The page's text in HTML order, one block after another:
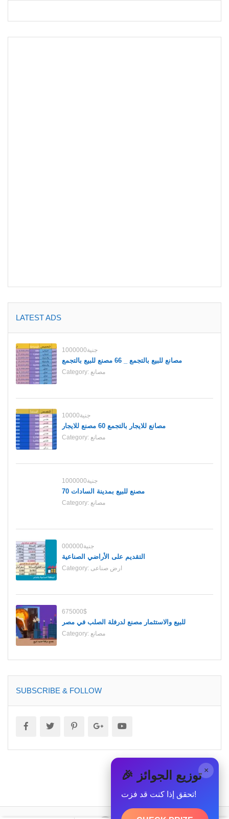
LATEST ADS
1000000جنية
مصانع للبيع بالتجمع _ 66 مصنع للبيع بالتجمع
Category: مصانع
10000جنية
مصانع للايجار بالتجمع 60 مصنع للايجار
Category: مصانع
1000000جنية
70 مصنع للبيع بمدينة السادات
Category: مصانع
000000جنية
التقديم على الأراضي الصناعية
Category: ارض صناعى
675000$
للبيع والاستثمار مصنع لدرفلة الصلب في مصر
Category: مصانع
SUBSCRIBE & FOLLOW
× 🎉 توزيع الجوائز
تحقق إذا كنت قد فزت!